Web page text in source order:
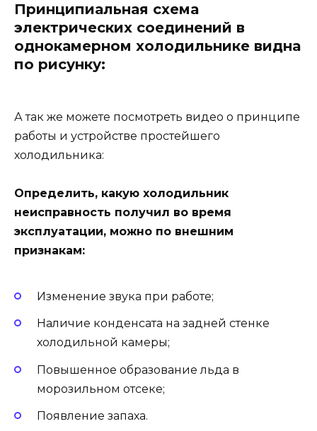
Принципиальная схема
электрических соединений в
однокамерном холодильнике видна
по рисунку:
А так же можете посмотреть видео о принципе
работы и устройстве простейшего
холодильника:
Определить, какую холодильник
неисправность получил во время
эксплуатации, можно по внешним
признакам:
Изменение звука при работе;
Наличие конденсата на задней стенке
холодильной камеры;
Повышенное образование льда в
морозильном отсеке;
Появление запаха.